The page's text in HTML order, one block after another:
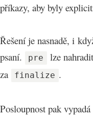
příkazy, aby byly
Řešení je nasnadě, i
psaní.
pre lze
za finalize .
Posloupnost pak vypadá